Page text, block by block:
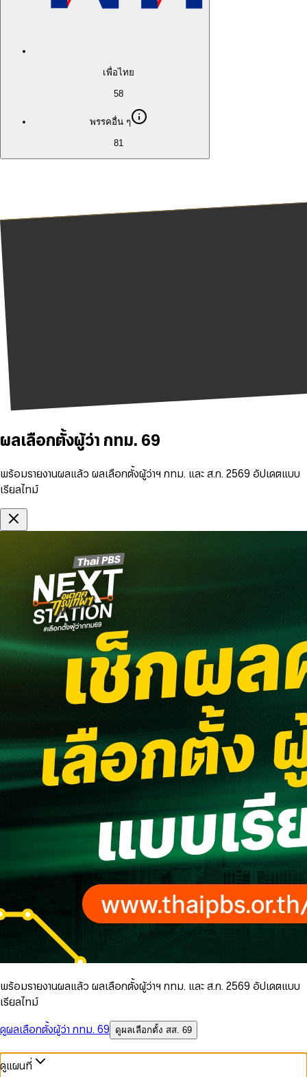
เพื่อไทย
58
พรรคอื่น ๆ
81
ผลเลือกตั้งผู้ว่า กทม. 69
พร้อมรายงานผลแล้ว ผลเลือกตั้งผู้ว่าฯ กทม. และ ส.ก. 2569 อัปเดตแบบ
เรียลไทม์
พร้อมรายงานผลแล้ว ผลเลือกตั้งผู้ว่าฯ กทม. และ ส.ก. 2569 อัปเดตแบบ
เรียลไทม์
ดูผลเลือกตั้งผู้ว่า กทม. 69
ดูผลเลือกตั้ง สส. 69
ดูแผนที่